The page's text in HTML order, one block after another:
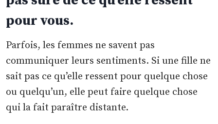
pour vous.
Parfois, les femmes ne savent pas
communiquer leurs sentiments. Si une fille ne
sait pas ce qu’elle ressent pour quelque chose
ou quelqu’un, elle peut faire quelque chose
qui la fait paraître distante.